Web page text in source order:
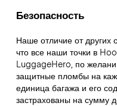
Безопасность
Наше отличие от других
чтовсе наши точки в
LuggageHero, по
защитные пломбы на
единица багажа и его
застрахованы на сумму